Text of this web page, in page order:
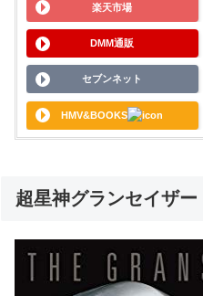
楽天市場
DMM通販
セブンネット
HMV&BOOKS
超星神グランセイザ